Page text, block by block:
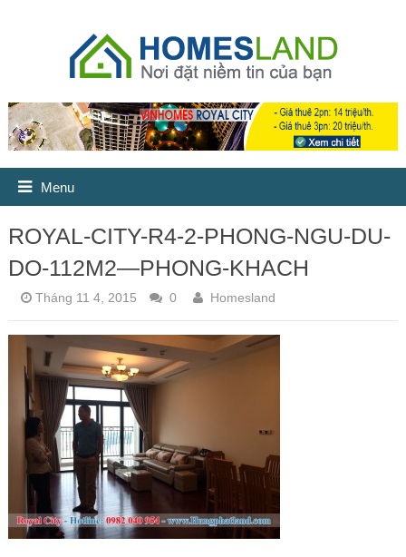
Menu
ROYAL-CITY-R4-2-PHONG-NGU-DU-
DO-112M2—PHONG-KHACH
Tháng 11 4, 2015 0 Homesland